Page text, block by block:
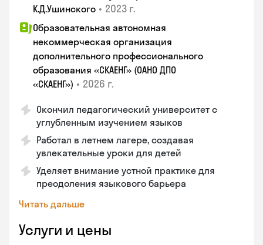
К.Д.Ушинского • 2023 г.
Образовательная автономная
некоммерческая организация
дополнительного профессионального
образования «СКАЕНГ» (ОАНО ДПО
«СКАЕНГ») • 2026 г.
Окончил педагогический университет с
углубленным изучением языков
Работал в летнем лагере, создавая
увлекательные уроки для детей
Уделяет внимание устной практике для
преодоления языкового барьера
Читать дальше
Услуги и цены